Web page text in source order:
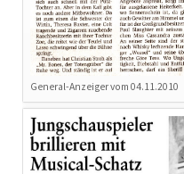
General-Anzeiger vom 04.11.2010